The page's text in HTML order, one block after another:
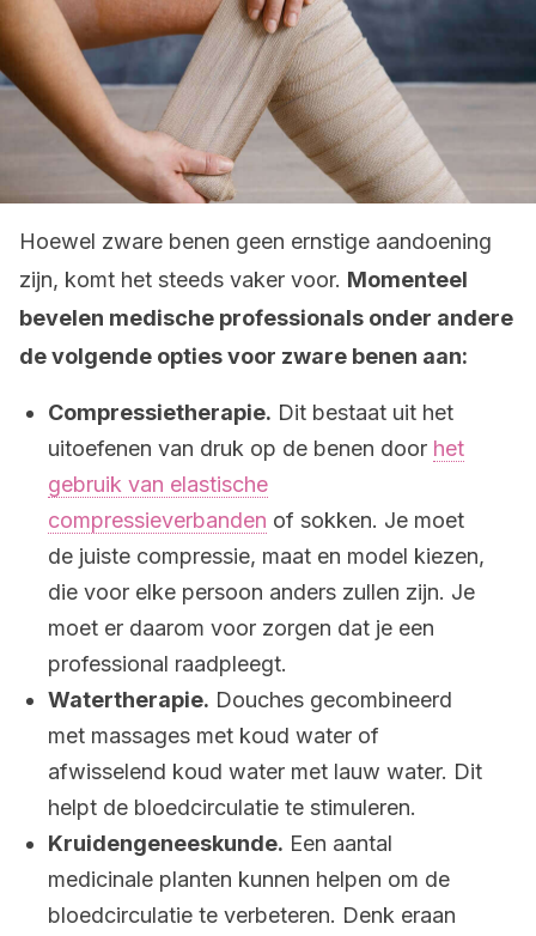
Hoewel zware benen geen ernstige aandoening
zijn, komt het steeds vaker voor. Momenteel
bevelen medische professionals onder andere
de volgende opties voor zware benen aan:
Compressietherapie. Dit bestaat uit het
uitoefenen van druk op de benen door het
gebruik van elastische
compressieverbanden of sokken. Je moet
de juiste compressie, maat en model kiezen,
die voor elke persoon anders zullen zijn. Je
moet er daarom voor zorgen dat je een
professional raadpleegt.
Watertherapie. Douches gecombineerd
met massages met koud water of
afwisselend koud water met lauw water. Dit
helpt de bloedcirculatie te stimuleren.
Kruidengeneeskunde. Een aantal
medicinale planten kunnen helpen om de
bloedcirculatie te verbeteren. Denk eraan